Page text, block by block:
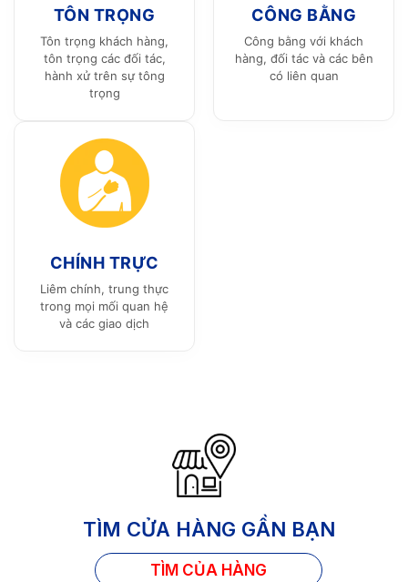
TÔN TRỌNG
Tôn trọng khách hàng,
tôn trọng các đối tác,
hành xử trên sự tông
trọng
CÔNG BẰNG
Công bằng với khách
hàng, đối tác và các bên
có liên quan
CHÍNH TRỰC
Liêm chính, trung thực
trong mọi mối quan hệ
và các giao dịch
TÌM CỬA HÀNG GẦN BẠN
TÌM CỦA HÀNG